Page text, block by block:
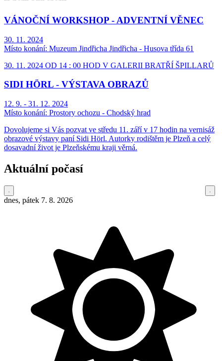
VÁNOČNÍ WORKSHOP - ADVENTNÍ VĚNEC
30. 11. 2024
Místo konání: Muzeum Jindřicha Jindřicha - Husova třída 61
30. 11. 2024 OD 14 : 00 HOD V GALERII BRATŘÍ ŠPILLARŮ
SIDI HÖRL - VÝSTAVA OBRAZŮ
12. 9. - 31. 12. 2024
Místo konání: Prostory ochozu - Chodský hrad
Dovolujeme si Vás pozvat ve středu 11. září v 17 hodin na vernisáž
obrazové výstavy paní Sidi Hörl. Autorky rodištěm je Plzeň a celý
dosavadní život je Plzeňskému kraji věrná.
Aktuální počasí
dnes, pátek 7. 8. 2026